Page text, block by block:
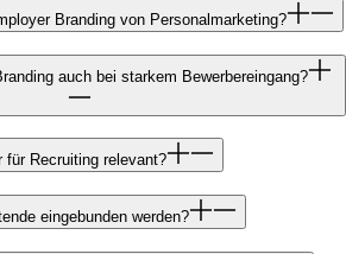
Branding von Personalmarketing?
auch bei starkem Bewerbereingang?
für Recruiting relevant?
eingebunden werden?